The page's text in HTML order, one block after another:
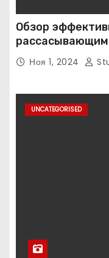
Обзор
Ноя 1, 2024
UNCATEGORISED